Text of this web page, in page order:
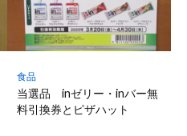
食品
当選品 inゼリー・inバー無
料引換券とピザハット